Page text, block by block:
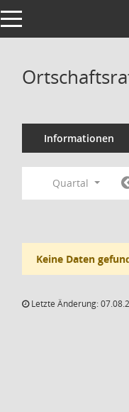
Toggle navigation
Informationen
Quartal
Keine Daten
Letzte Änderung: